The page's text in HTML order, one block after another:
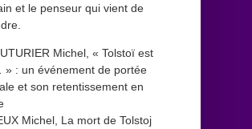
et le penseur qui vient de
Michel, « Tolstoï est
: un événement de portée
et son retentissement en
Michel, La mort de Tolstoj